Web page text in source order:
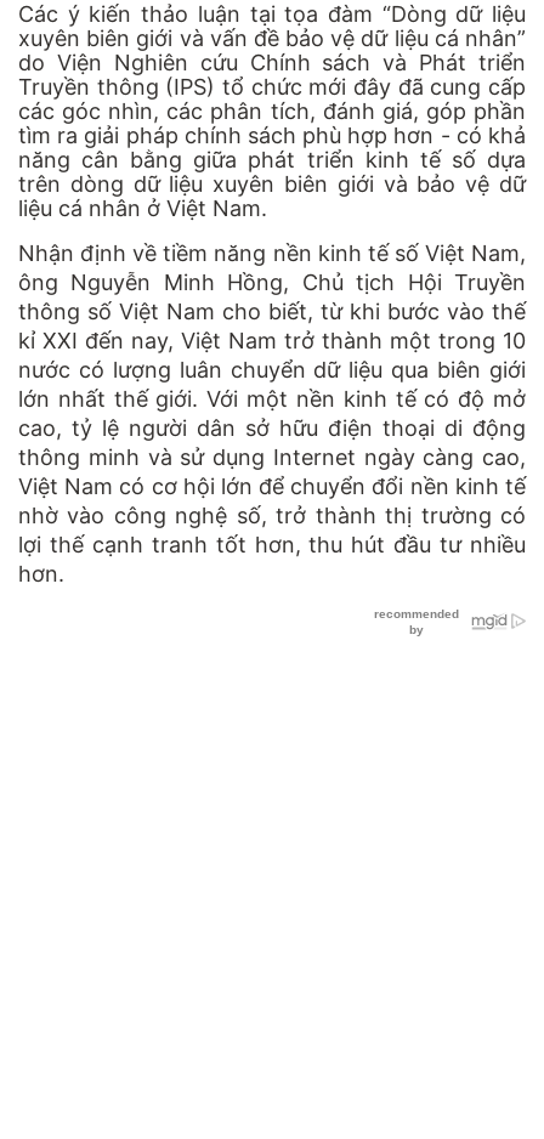
Các ý kiến thảo luận tại tọa đàm “Dòng dữ liệu
xuyên biên giới và vấn đề bảo vệ dữ liệu cá nhân”
do Viện Nghiên cứu Chính sách và Phát triển
Truyền thông (IPS) tổ chức mới đây đã cung cấp
các góc nhìn, các phân tích, đánh giá, góp phần
tìm ra giải pháp chính sách phù hợp hơn - có khả
năng cân bằng giữa phát triển kinh tế số dựa
trên dòng dữ liệu xuyên biên giới và bảo vệ dữ
liệu cá nhân ở Việt Nam.
Nhận định về tiềm năng nền kinh tế số Việt Nam,
ông Nguyễn Minh Hồng, Chủ tịch Hội Truyền
thông số Việt Nam cho biết, từ khi bước vào thế
kỉ XXI đến nay, Việt Nam trở thành một trong 10
nước có lượng luân chuyển dữ liệu qua biên giới
lớn nhất thế giới. Với một nền kinh tế có độ mở
cao, tỷ lệ người dân sở hữu điện thoại di động
thông minh và sử dụng Internet ngày càng cao,
Việt Nam có cơ hội lớn để chuyển đổi nền kinh tế
nhờ vào công nghệ số, trở thành thị trường có
lợi thế cạnh tranh tốt hơn, thu hút đầu tư nhiều
hơn.